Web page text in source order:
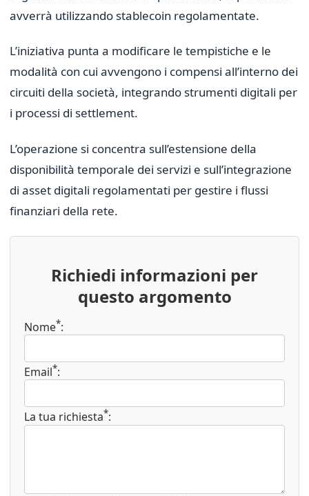
avverrà utilizzando stablecoin regolamentate.
L’iniziativa punta a modificare le tempistiche e le
modalità con cui avvengono i compensi all’interno dei
circuiti della società, integrando strumenti digitali per
i processi di settlement.
L’operazione si concentra sull’estensione della
disponibilità temporale dei servizi e sull’integrazione
di asset digitali regolamentati per gestire i flussi
finanziari della rete.
Richiedi informazioni per
questo argomento
Nome*:
Email*:
La tua richiesta*: